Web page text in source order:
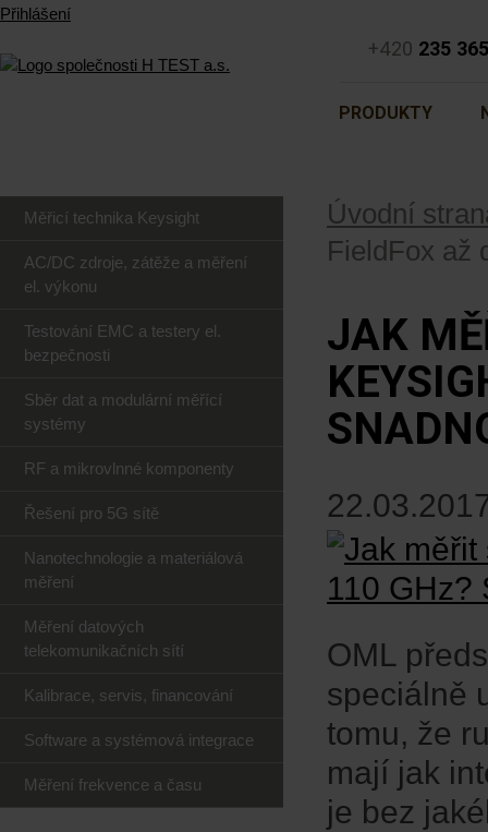
+420 235
PRODUKTY
Přihlášení
Úvodní
FieldFox až
JAK
OML
speciálně
tomu, že
mají jak
je bez
Měřicí technika Keysight
AC/DC zdroje, zátěže a měření
el. výkonu
Testování EMC a testery el.
bezpečnosti
Sběr dat a modulární měřící
systémy
RF a mikrovlnné komponenty
Řešení pro 5G sítě
Nanotechnologie a materiálová
měření
Měření datových
telekomunikačních sítí
Kalibrace, servis, financování
Software a systémová integrace
Měření frekvence a času